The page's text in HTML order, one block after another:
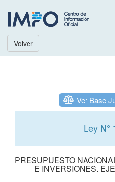
Volver
Ver Base
Ley N°
PRESUPUESTO
E INVERSIONES.